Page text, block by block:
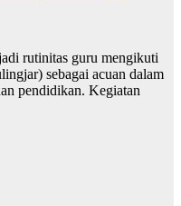
rutinitas guru mengikuti
sebagai acuan dalam
pendidikan. Kegiatan